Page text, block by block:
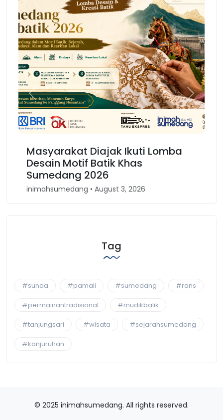
Diajak Ikuti Lomba
Motif Batik Khas
2026
• August 3, 2026
Previous Next
Tag
#sunda #pamali #sumedang #rans
#permainantradisional #mudikbalik
#tanjungsari #wisata #sejarahsumedang
#kanjuruhan
© 2025 inimahsumedang. All rights reserved.